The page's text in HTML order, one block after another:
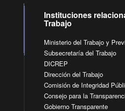
Instituciones
Trabajo
Ministerio del Trabajo y
Subsecretaría del Trabajo
DICREP
Dirección del Trabajo
Comisión de Integridad
Consejo para la
Gobierno Transparente